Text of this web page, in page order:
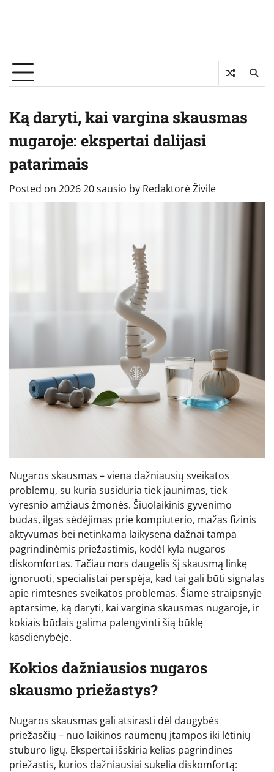
Ką daryti, kai vargina skausmas
nugaroje: ekspertai dalijasi
patarimais
Posted on 2026 20 sausio by Redaktorė Živilė
Nugaros skausmas – viena dažniausių sveikatos
problemų, su kuria susiduria tiek jaunimas, tiek
vyresnio amžiaus žmonės. Šiuolaikinis gyvenimo
būdas, ilgas sėdėjimas prie kompiuterio, mažas fizinis
aktyvumas bei netinkama laikysena dažnai tampa
pagrindinėmis priežastimis, kodėl kyla nugaros
diskomfortas. Tačiau nors daugelis šį skausmą linkę
ignoruoti, specialistai perspėja, kad tai gali būti signalas
apie rimtesnes sveikatos problemas. Šiame straipsnyje
aptarsime, ką daryti, kai vargina skausmas nugaroje, ir
kokiais būdais galima palengvinti šią būklę
kasdienybėje.
Kokios dažniausios nugaros
skausmo priežastys?
Nugaros skausmas gali atsirasti dėl daugybės
priežasčių – nuo laikinos raumenų įtampos iki lėtinių
stuburo ligų. Ekspertai išskiria kelias pagrindines
priežastis, kurios dažniausiai sukelia diskomfortą: